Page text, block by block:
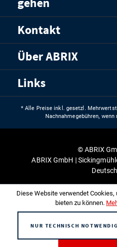
Kontakt
Über ABRIX
Links
* Alle Preise inkl. gesetzl.
Nachnahmegebühren,
© ABRIX
ABRIX GmbH |
Diese Website verwendet
bieten zu können.
NUR TECHNISCH